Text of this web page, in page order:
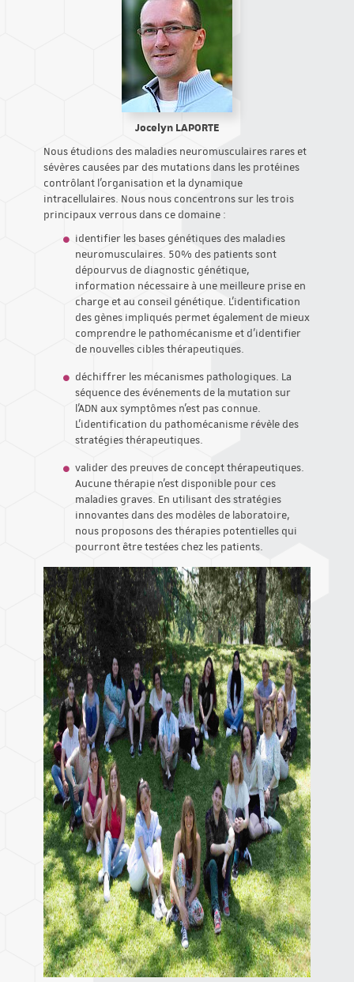
Jocelyn LAPORTE
Nous étudions des maladies neuromusculaires rares et
sévères causées par des mutations dans les protéines
contrôlant l'organisation et la dynamique
intracellulaires. Nous nous concentrons sur les trois
principaux verrous dans ce domaine :
identifier les bases génétiques des maladies
neuromusculaires. 50% des patients sont
dépourvus de diagnostic génétique,
information nécessaire à une meilleure prise en
charge et au conseil génétique. L'identification
des gènes impliqués permet également de mieux
comprendre le pathomécanisme et d'identifier
de nouvelles cibles thérapeutiques.
déchiffrer les mécanismes pathologiques. La
séquence des événements de la mutation sur
l’ADN aux symptômes n'est pas connue.
L'identification du pathomécanisme révèle des
stratégies thérapeutiques.
valider des preuves de concept thérapeutiques.
Aucune thérapie n'est disponible pour ces
maladies graves. En utilisant des stratégies
innovantes dans des modèles de laboratoire,
nous proposons des thérapies potentielles qui
pourront être testées chez les patients.